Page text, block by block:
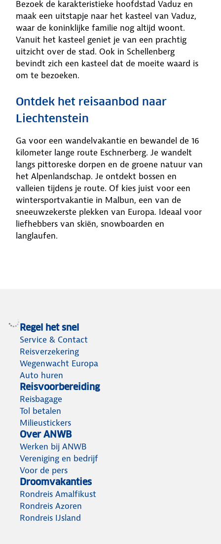
Bezoek de karakteristieke hoofdstad Vaduz en
maak een uitstapje naar het kasteel van Vaduz,
waar de koninklijke familie nog altijd woont.
Vanuit het kasteel geniet je van een prachtig
uitzicht over de stad. Ook in Schellenberg
bevindt zich een kasteel dat de moeite waard is
om te bezoeken.
Ontdek het reisaanbod naar
Liechtenstein
Ga voor een wandelvakantie en bewandel de 16
kilometer lange route Eschnerberg. Je wandelt
langs pittoreske dorpen en de groene natuur van
het Alpenlandschap. Je ontdekt bossen en
valleien tijdens je route. Of kies juist voor een
wintersportvakantie in Malbun, een van de
sneeuwzekerste plekken van Europa. Ideaal voor
liefhebbers van skiën, snowboarden en
langlaufen.
Regel het snel
Service & Contact
Reisverzekering
Wegenwacht Europa
Auto huren
Reisvoorbereiding
Reisbagage
Tol betalen
Milieustickers
Over ANWB
Werken bij ANWB
Vereniging en bedrijf
Voor de pers
Droomvakanties
Rondreis Amalfikust
Rondreis Azoren
Rondreis IJsland